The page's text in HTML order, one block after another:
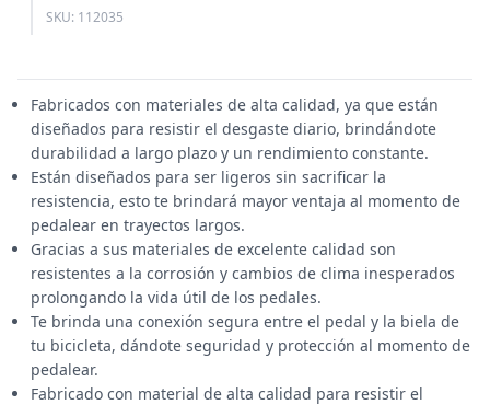
SKU: 112035
Fabricados con materiales de alta calidad, ya que están
diseñados para resistir el desgaste diario, brindándote
durabilidad a largo plazo y un rendimiento constante.
Están diseñados para ser ligeros sin sacrificar la
resistencia, esto te brindará mayor ventaja al momento de
pedalear en trayectos largos.
Gracias a sus materiales de excelente calidad son
resistentes a la corrosión y cambios de clima inesperados
prolongando la vida útil de los pedales.
Te brinda una conexión segura entre el pedal y la biela de
tu bicicleta, dándote seguridad y protección al momento de
pedalear.
Fabricado con material de alta calidad para resistir el